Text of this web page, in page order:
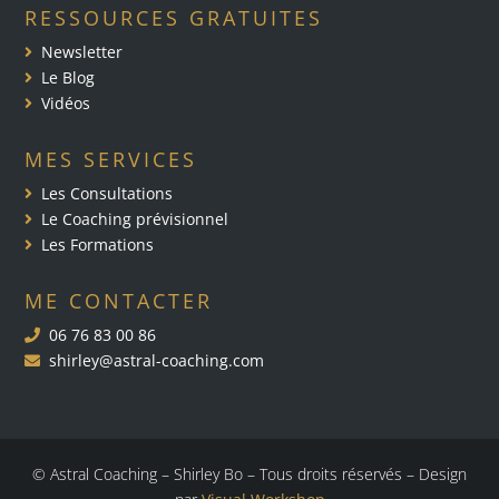
RESSOURCES GRATUITES
Newsletter
Le Blog
Vidéos
MES SERVICES
Les Consultations
Le Coaching prévisionnel
Les Formations
ME CONTACTER
06 76 83 00 86
shirley@astral-coaching.com
© Astral Coaching – Shirley Bo – Tous droits réservés – Design